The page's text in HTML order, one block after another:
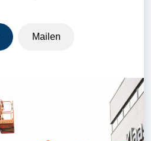
Mailen